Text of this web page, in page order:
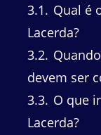
3.1
Qual é
Lacerda?
3.2
devem ser
3.3 O que
Lacerda?